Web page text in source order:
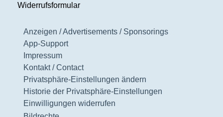
Widerrufsformular
Anzeigen / Advertisements / Sponsorings
App-Support
Impressum
Kontakt / Contact
Privatsphäre-Einstellungen ändern
Historie der Privatsphäre-Einstellungen
Einwilligungen widerrufen